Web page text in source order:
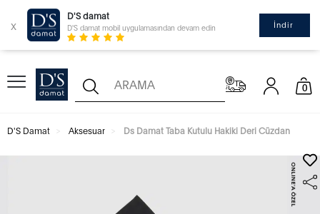
x
D'S damat
D'S damat mobil uygulamasından devam edin İndir
0
D'S Damat Aksesuar Ds Damat Taba Kutulu Hakiki Deri Cüzdan